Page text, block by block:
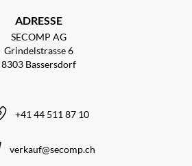
ADRESSE
SECOMP AG
Grindelstrasse 6
8303 Bassersdorf
+41 44 511 87 10
verkauf@secomp.ch